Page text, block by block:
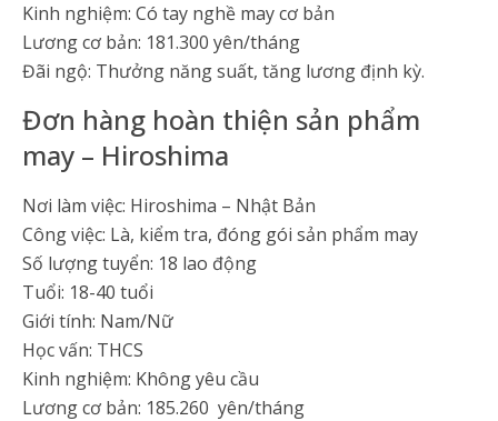
Kinh nghiệm: Có tay nghề may cơ bản
Lương cơ bản: 181.300 yên/tháng
Đãi ngộ: Thưởng năng suất, tăng lương định kỳ.
Đơn hàng hoàn thiện sản phẩm
may – Hiroshima
Nơi làm việc: Hiroshima – Nhật Bản
Công việc: Là, kiểm tra, đóng gói sản phẩm may
Số lượng tuyển: 18 lao động
Tuổi: 18-40 tuổi
Giới tính: Nam/Nữ
Học vấn: THCS
Kinh nghiệm: Không yêu cầu
Lương cơ bản: 185.260 yên/tháng